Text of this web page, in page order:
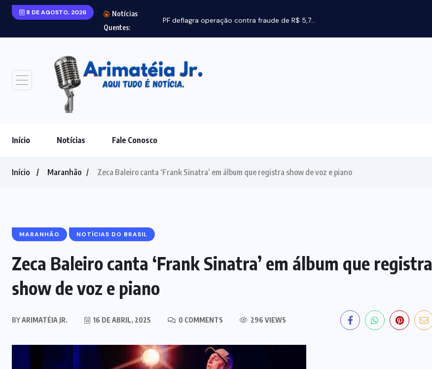
8 DE AGOSTO, 2026
Notícias
Quentes:
PF deflagra operação contra fraude de R$ 5,7...
Início Notícias Fale Conosco
Início Maranhão Zeca Baleiro canta ‘Frank Sinatra’ em álbum que registra show de voz e piano
MARANHÃO NOTÍCIAS DO BRASIL
Zeca Baleiro canta ‘Frank Sinatra’ em álbum que registra
show de voz e piano
BYARIMATÉIA JR. 16 DE ABRIL, 2025 0 COMMENTS 296 VIEWS